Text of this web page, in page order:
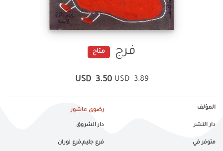
فرج متاح
3.89
USD
3.50
USD
المؤلف رضوى عاشور
دار النشر دار الشروق
متوفر في فرع جليم,فرع لوران